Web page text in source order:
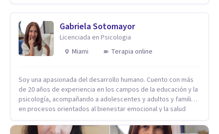
Adolescentes y AdultosGabriela Sotomayor
Licenciada en Psicologia
Miami
Terapia online
Soy una apasionada del desarrollo humano. Cuento con más
de 20 años de experiencia en los campos de la educación y la
psicología, acompañando a adolescentes y adultos y familias
en procesos orientados al bienestar emocional y la salud
las personas accedan a una vida más digna, plena y con